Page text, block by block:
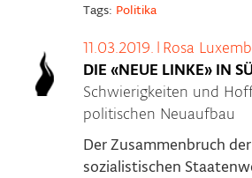
Tags: Politika
11.03.2019. | Rosa
DIE «NEUE LINKE» IN
Schwierigkeiten und
politischen Neuaufbau
Der Zusammenbruch
sozialistischen